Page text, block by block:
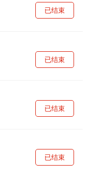
已结束
已结束
已结束
已结束